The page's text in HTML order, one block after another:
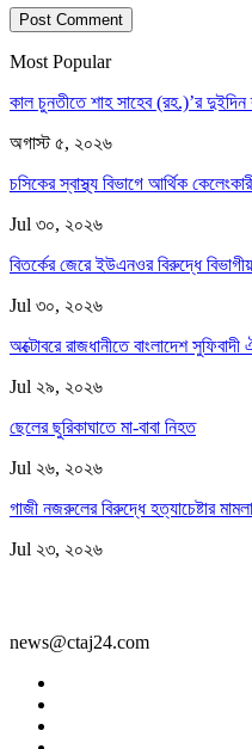
Most Popular
কাল চুনতীতে শাহ সাহেব (রহ.)’র
অগাস্ট ৫, ২০২৬
চসিকের স্বাস্থ্য বিভাগে আর্থিক
Jul ৩০, ২০২৬
বিতর্কের জেরে ইউএনওর বিরুদ্ধে
Jul ৩০, ২০২৬
অক্টোবরে রাজধানীতে বাংলাদেশ
Jul ২৯, ২০২৬
ছেলের ছুরিকাঘাতে মা-বাবা নিহত
Jul ২৬, ২০২৬
গাজী নজরুলের বিরুদ্ধে হত্যাচেষ্টার
Jul ২৩, ২০২৬
news@ctaj24.com